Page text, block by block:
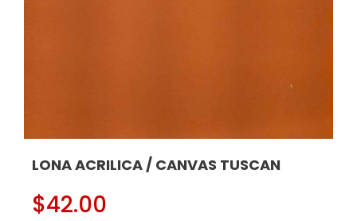
LONA ACRILICA / CANVAS TUSCAN
$42.00